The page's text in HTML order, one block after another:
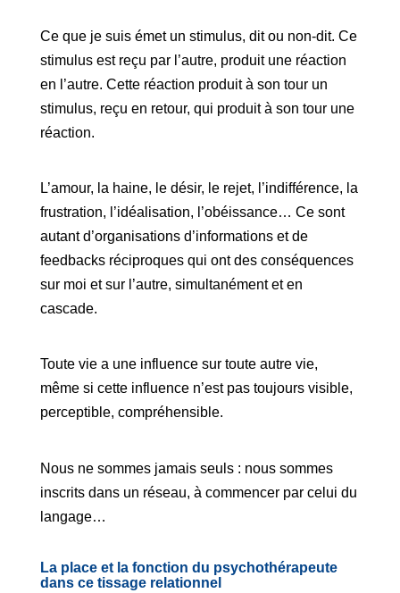
Ce que je suis émet un stimulus, dit ou non-dit. Ce
stimulus est reçu par l’autre, produit une réaction
en l’autre. Cette réaction produit à son tour un
stimulus, reçu en retour, qui produit à son tour une
réaction.
L’amour, la haine, le désir, le rejet, l’indifférence, la
frustration, l’idéalisation, l’obéissance… Ce sont
autant d’organisations d’informations et de
feedbacks réciproques qui ont des conséquences
sur moi et sur l’autre, simultanément et en
cascade.
Toute vie a une influence sur toute autre vie,
même si cette influence n’est pas toujours visible,
perceptible, compréhensible.
Nous ne sommes jamais seuls : nous sommes
inscrits dans un réseau, à commencer par celui du
langage…
La place et la fonction du psychothérapeute
dans ce tissage relationnel